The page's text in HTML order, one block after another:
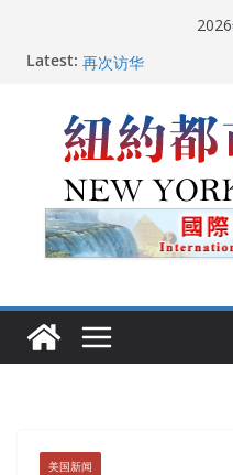
Latest: 中国驻美国大使谢锋
纽约启动“Fix the
美国最高法院维持“出
FBI联合纽约警方突
败刑事调查
美国新闻